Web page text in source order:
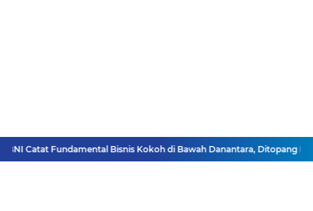
Catat Fundamental Bisnis Kokoh di Bawah Danantara, Ditopang